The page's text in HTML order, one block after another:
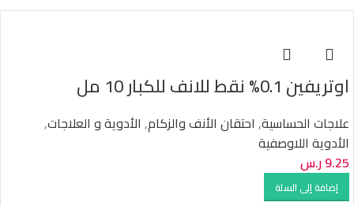
اوتريفين 0.1% نقط للانف للكبار 10 مل
علاجات الحساسية, احتقان الأنف والزكام, الأدوية و العلاجات,
الأدوية اللاوصفية
9.25ر.س
إضافة إلى السلة